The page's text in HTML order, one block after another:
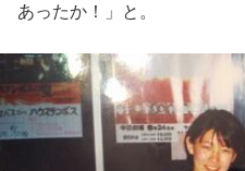
あったか！」と。